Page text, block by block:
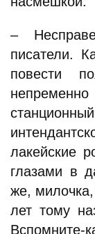
–
писатели.
повести
непременно
лакейские
глазами в
же, милочка,
лет тому
Вспомните-